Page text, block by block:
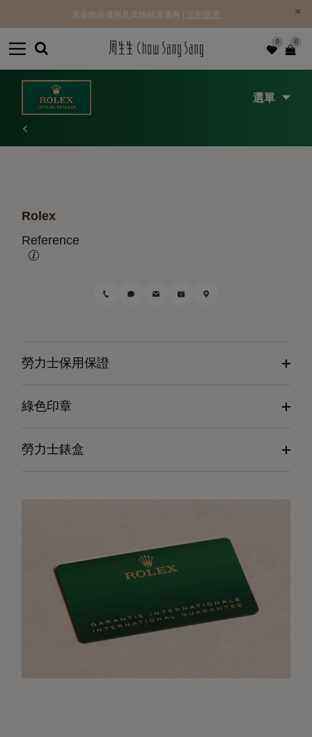
0 0
黃金飾品優惠及其他精選優惠 | 立即購買
選單
Rolex
Reference
勞力士保用保證
綠色印章
勞力士錶盒